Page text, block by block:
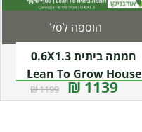
חממה ביתית 0.6X1.3
Lean To Grow House
שקופה מבית פלרם –
1139 ₪
1199 ₪
הוספה לסל